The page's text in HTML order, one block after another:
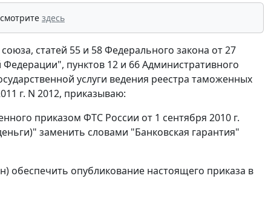
здесь
статей 55 и 58 Федерального закона от 27
пунктов 12 и 66 Административного
услуги ведения реестра таможенных
г. N 2012, приказываю:
приказом ФТС России от 1 сентября 2010 г.
заменить словами "Банковская гарантия"
обеспечить опубликование настоящего приказа в